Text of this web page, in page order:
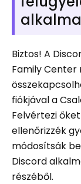
Biztos! A
Family Center
fiókjával a
Felvértezi
ellenőrizzék
módosítsák
Discord
részéből.